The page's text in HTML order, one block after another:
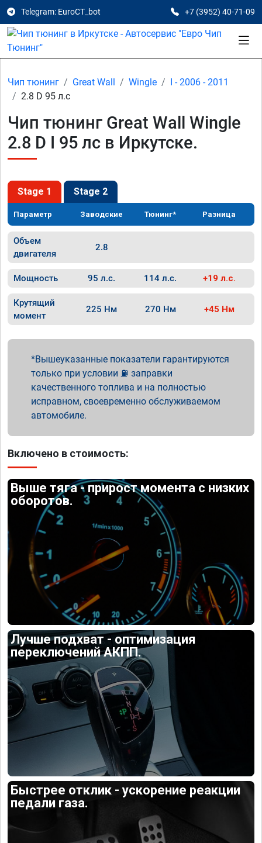
Telegram: EuroCT_bot +7 (3952) 40-71-09
Чип тюнинг Great Wall Wingle
I - 2006 - 2011
2.8 D 95 л.с
Чип тюнинг Great Wall Wingle
2.8 D I 95 лс в Иркутске.
Stage 1 Stage 2
Параметр Заводские Тюнинг* Разница
Объем
двигателя
2.8
Мощность 95 л.с. 114 л.с. +19 л.с.
Крутящий
момент
225 Нм 270 Нм +45 Нм
Вышеуказанные показатели гарантируются
только при условии ⛽ заправки
качественного топлива и на полностью
исправном, своевременно обслуживаемом
автомобиле.
Включено в стоимость:
Выше тяга - прирост момента с низких
оборотов.
Лучше подхват - оптимизация
переключений АКПП.
Быстрее отклик - ускорение реакции
педали газа.